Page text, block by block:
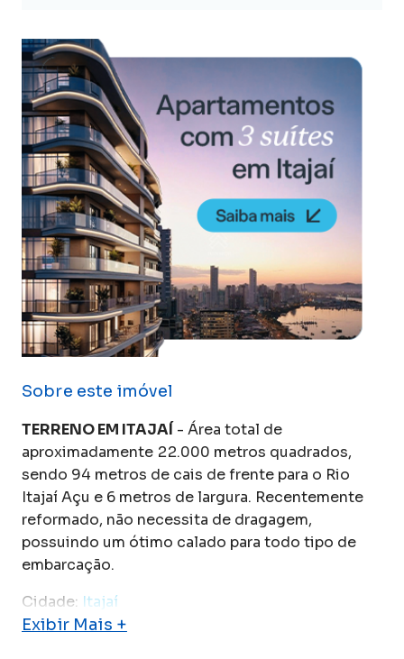
Sobre este imóvel
TERRENO EM ITAJAÍ - Área total de
aproximadamente 22.000 metros quadrados,
sendo 94 metros de cais de frente para o Rio
Itajaí Açu e 6 metros de largura. Recentemente
reformado, não necessita de dragagem,
possuindo um ótimo calado para todo tipo de
embarcação.
Cidade: Itajaí
Exibir Mais +